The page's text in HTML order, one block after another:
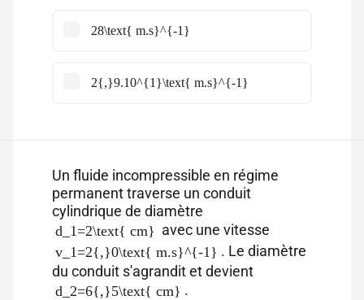
28\text{ m.s}^{-1}
2{,}9.10^{1}\text{ m.s}^{-1}
Un fluide incompressible en régime
permanent traverse un conduit
cylindrique de diamètre
d_1=2\text{ cm} avec une vitesse
v_1=2{,}0\text{ m.s}^{-1} . Le diamètre
du conduit s'agrandit et devient
d_2=6{,}5\text{ cm} .